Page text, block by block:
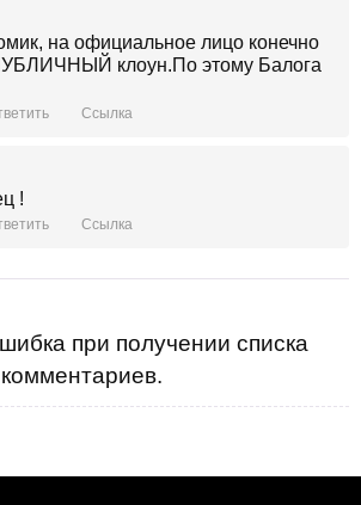
на официальное лицо конечно
клоун.По этому Балога
Ссылка
!
Ссылка
при получении списка
комментариев.